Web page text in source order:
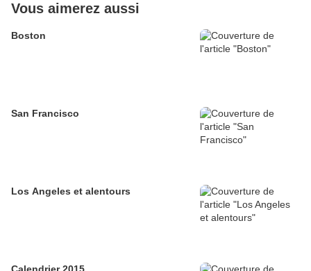
Vous aimerez aussi
Boston
San Francisco
Los Angeles et alentours